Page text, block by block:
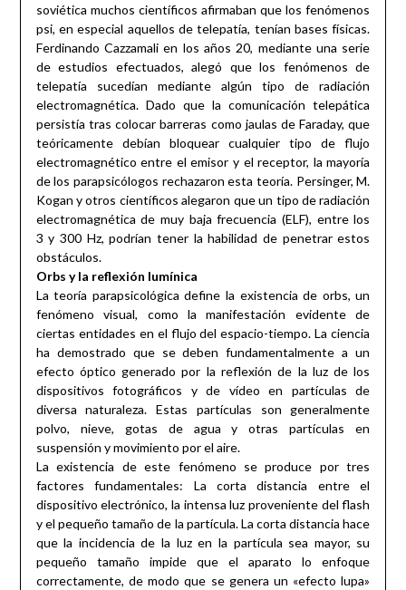
soviética muchos científicos afirmaban que los fenómenos
psi, en especial aquellos de telepatía, tenían bases físicas.
Ferdinando Cazzamali en los años 20, mediante una serie
de estudios efectuados, alegó que los fenómenos de
telepatía sucedían mediante algún tipo de radiación
electromagnética. Dado que la comunicación telepática
persistía tras colocar barreras como jaulas de Faraday, que
teóricamente debían bloquear cualquier tipo de flujo
electromagnético entre el emisor y el receptor, la mayoría
de los parapsicólogos rechazaron esta teoría. Persinger, M.
Kogan y otros científicos alegaron que un tipo de radiación
electromagnética de muy baja frecuencia (ELF), entre los
3 y 300 Hz, podrían tener la habilidad de penetrar estos
obstáculos.
Orbs y la reflexión lumínica
La teoría parapsicológica define la existencia de orbs, un
fenómeno visual, como la manifestación evidente de
ciertas entidades en el flujo del espacio-tiempo. La ciencia
ha demostrado que se deben fundamentalmente a un
efecto óptico generado por la reflexión de la luz de los
dispositivos fotográficos y de vídeo en partículas de
diversa naturaleza. Estas partículas son generalmente
polvo, nieve, gotas de agua y otras partículas en
suspensión y movimiento por el aire.
La existencia de este fenómeno se produce por tres
factores fundamentales: La corta distancia entre el
dispositivo electrónico, la intensa luz proveniente del flash
y el pequeño tamaño de la partícula. La corta distancia hace
que la incidencia de la luz en la partícula sea mayor, su
pequeño tamaño impide que el aparato lo enfoque
correctamente, de modo que se genera un «efecto lupa»